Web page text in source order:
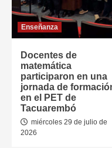
Enseñanza
Docentes de
matemática
participaron en una
jornada de
en el PET de
Tacuarembó
miércoles 29 de julio de
2026